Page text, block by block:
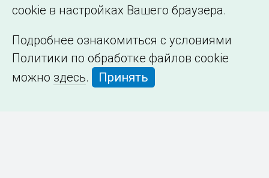
cookie в настройках Вашего браузера.
Подробнее ознакомиться с условиями
Политики по обработке файлов cookie
можно здесь. Принять